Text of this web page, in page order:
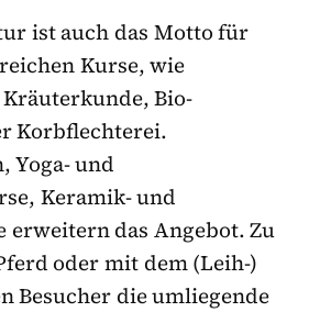
ist auch das Motto für
Kurse, wie
Bio-
Korbflechterei.
Yoga- und
Keramik- und
erweitern das Angebot. Zu
oder mit dem (Leih-)
Besucher die umliegende